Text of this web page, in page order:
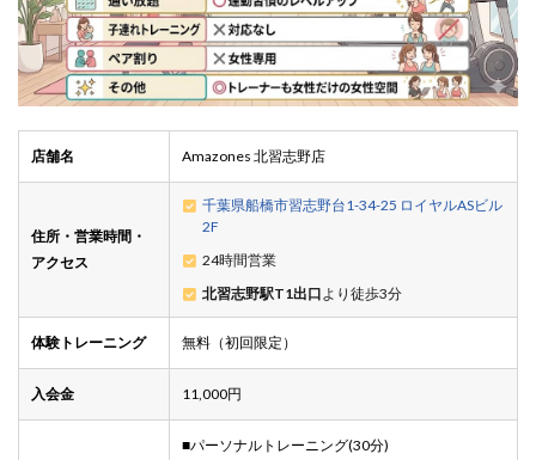
店舗名 Amazones 北習志野店
住所・営業時間・
アクセス
千葉県船橋市習志野台1-34-25 ロイヤルASビル
2F
24時間営業
北習志野駅T1出口 より徒歩3分
体験トレーニング 無料（初回限定）
入会金 11,000円
■パーソナルトレーニング(30分)